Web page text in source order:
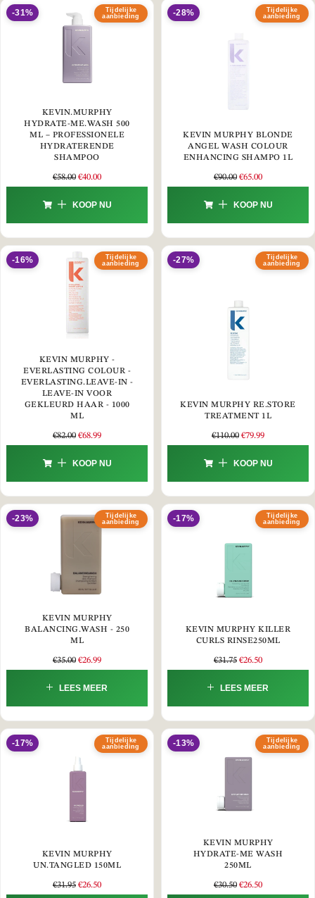
Tijdelijke
aanbieding
-31%
KEVIN.MURPHY
HYDRATE-ME.WASH 500
ML – PROFESSIONELE
HYDRATERENDE
SHAMPOO
€58.00 €40.00
KOOP NU
Tijdelijke
aanbieding
-28%
KEVIN MURPHY BLONDE
ANGEL WASH COLOUR
ENHANCING SHAMPO 1L
€90.00 €65.00
KOOP NU
Tijdelijke
aanbieding
-16%
KEVIN MURPHY -
EVERLASTING COLOUR -
EVERLASTING.LEAVE-IN -
LEAVE-IN VOOR
GEKLEURD HAAR - 1000
ML
€82.00 €68.99
KOOP NU
Tijdelijke
aanbieding
-27%
KEVIN MURPHY RE.STORE
TREATMENT 1L
€110.00 €79.99
KOOP NU
Tijdelijke
aanbieding
-23%
KEVIN MURPHY
BALANCING.WASH - 250
ML
€35.00 €26.99
LEES MEER
Tijdelijke
aanbieding
-17%
KEVIN MURPHY KILLER
CURLS RINSE250ML
€31.75 €26.50
LEES MEER
Tijdelijke
aanbieding
-17%
KEVIN MURPHY
UN.TANGLED 150ML
€31.95 €26.50
Tijdelijke
aanbieding
-13%
KEVIN MURPHY
HYDRATE-ME WASH
250ML
€30.50 €26.50